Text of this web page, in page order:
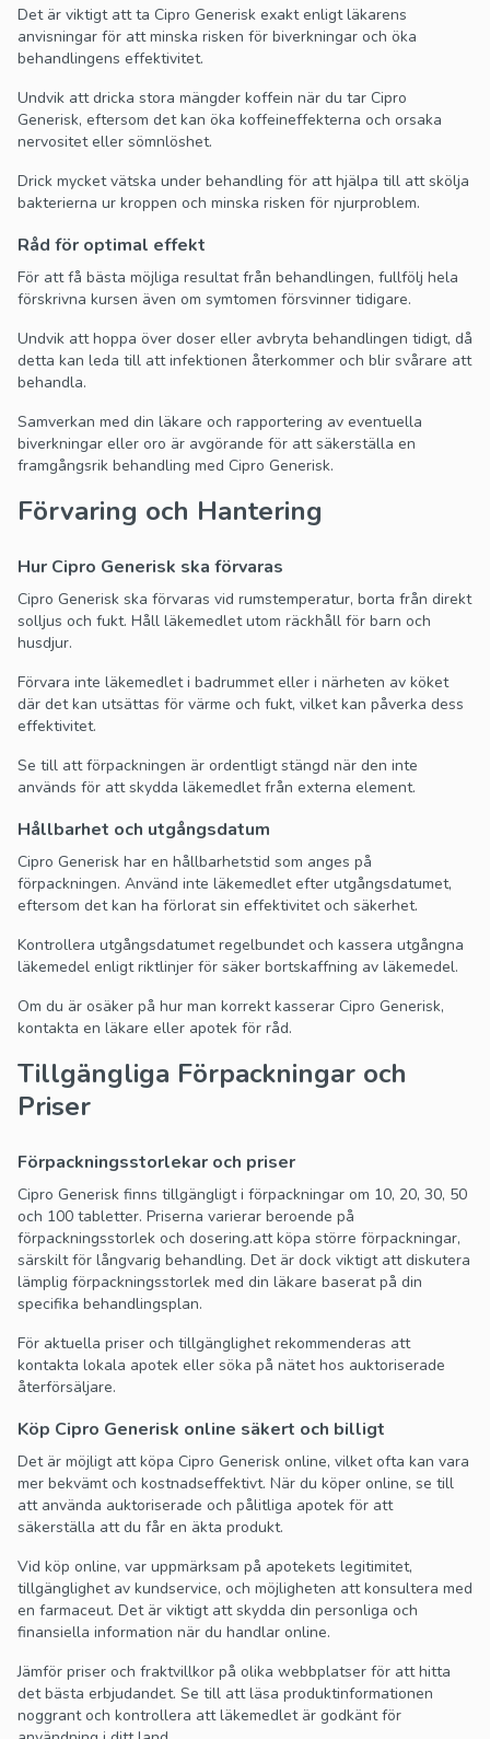
Det är viktigt att ta Cipro Generisk exakt enligt läkarens
anvisningar för att minska risken för biverkningar och öka
behandlingens effektivitet.
Undvik att dricka stora mängder koffein när du tar Cipro
Generisk, eftersom det kan öka koffeineffekterna och orsaka
nervositet eller sömnlöshet.
Drick mycket vätska under behandling för att hjälpa till att skölja
bakterierna ur kroppen och minska risken för njurproblem.
Råd för optimal effekt
För att få bästa möjliga resultat från behandlingen, fullfölj hela
förskrivna kursen även om symtomen försvinner tidigare.
Undvik att hoppa över doser eller avbryta behandlingen tidigt, då
detta kan leda till att infektionen återkommer och blir svårare att
behandla.
Samverkan med din läkare och rapportering av eventuella
biverkningar eller oro är avgörande för att säkerställa en
framgångsrik behandling med Cipro Generisk.
Förvaring och Hantering
Hur Cipro Generisk ska förvaras
Cipro Generisk ska förvaras vid rumstemperatur, borta från direkt
solljus och fukt. Håll läkemedlet utom räckhåll för barn och
husdjur.
Förvara inte läkemedlet i badrummet eller i närheten av köket
där det kan utsättas för värme och fukt, vilket kan påverka dess
effektivitet.
Se till att förpackningen är ordentligt stängd när den inte
används för att skydda läkemedlet från externa element.
Hållbarhet och utgångsdatum
Cipro Generisk har en hållbarhetstid som anges på
förpackningen. Använd inte läkemedlet efter utgångsdatumet,
eftersom det kan ha förlorat sin effektivitet och säkerhet.
Kontrollera utgångsdatumet regelbundet och kassera utgångna
läkemedel enligt riktlinjer för säker bortskaffning av läkemedel.
Om du är osäker på hur man korrekt kasserar Cipro Generisk,
kontakta en läkare eller apotek för råd.
Tillgängliga Förpackningar och
Priser
Förpackningsstorlekar och priser
Cipro Generisk finns tillgängligt i förpackningar om 10, 20, 30, 50
och 100 tabletter. Priserna varierar beroende på
förpackningsstorlek och dosering.att köpa större förpackningar,
särskilt för långvarig behandling. Det är dock viktigt att diskutera
lämplig förpackningsstorlek med din läkare baserat på din
specifika behandlingsplan.
För aktuella priser och tillgänglighet rekommenderas att
kontakta lokala apotek eller söka på nätet hos auktoriserade
återförsäljare.
Köp Cipro Generisk online säkert och billigt
Det är möjligt att köpa Cipro Generisk online, vilket ofta kan vara
mer bekvämt och kostnadseffektivt. När du köper online, se till
att använda auktoriserade och pålitliga apotek för att
säkerställa att du får en äkta produkt.
Vid köp online, var uppmärksam på apotekets legitimitet,
tillgänglighet av kundservice, och möjligheten att konsultera med
en farmaceut. Det är viktigt att skydda din personliga och
finansiella information när du handlar online.
Jämför priser och fraktvillkor på olika webbplatser för att hitta
det bästa erbjudandet. Se till att läsa produktinformationen
noggrant och kontrollera att läkemedlet är godkänt för